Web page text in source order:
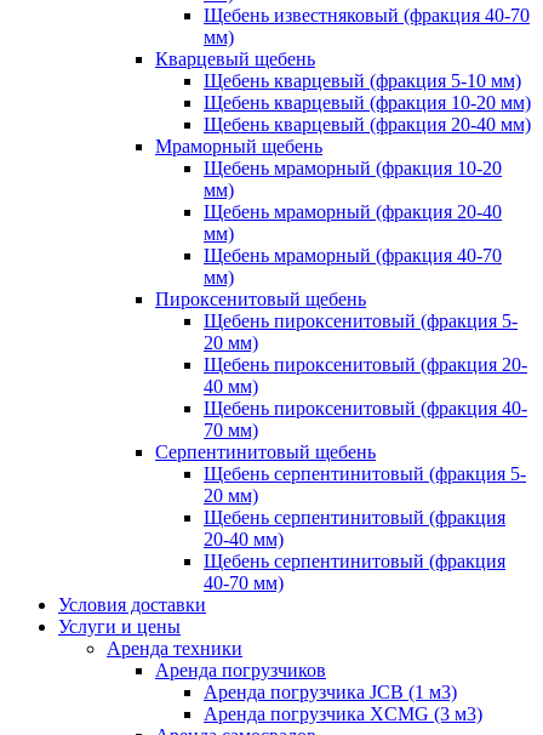
Щебень известняковый (фракция 40-70
мм)
Кварцевый щебень
Щебень кварцевый (фракция 5-10 мм)
Щебень кварцевый (фракция 10-20 мм)
Щебень кварцевый (фракция 20-40 мм)
Мраморный щебень
Щебень мраморный (фракция 10-20
мм)
Щебень мраморный (фракция 20-40
мм)
Щебень мраморный (фракция 40-70
мм)
Пироксенитовый щебень
Щебень пироксенитовый (фракция 5-
20 мм)
Щебень пироксенитовый (фракция 20-
40 мм)
Щебень пироксенитовый (фракция 40-
70 мм)
Серпентинитовый щебень
Щебень серпентинитовый (фракция 5-
20 мм)
Щебень серпентинитовый (фракция
20-40 мм)
Щебень серпентинитовый (фракция
40-70 мм)
Условия доставки
Услуги и цены
Аренда техники
Аренда погрузчиков
Аренда погрузчика JCB (1 м3)
Аренда погрузчика XCMG (3 м3)